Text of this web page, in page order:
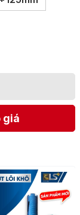
giá